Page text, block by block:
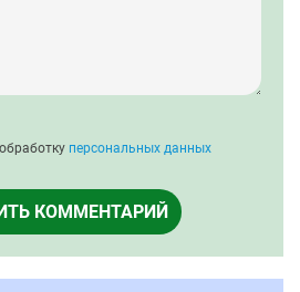
персональных данных
КОММЕНТАРИЙ